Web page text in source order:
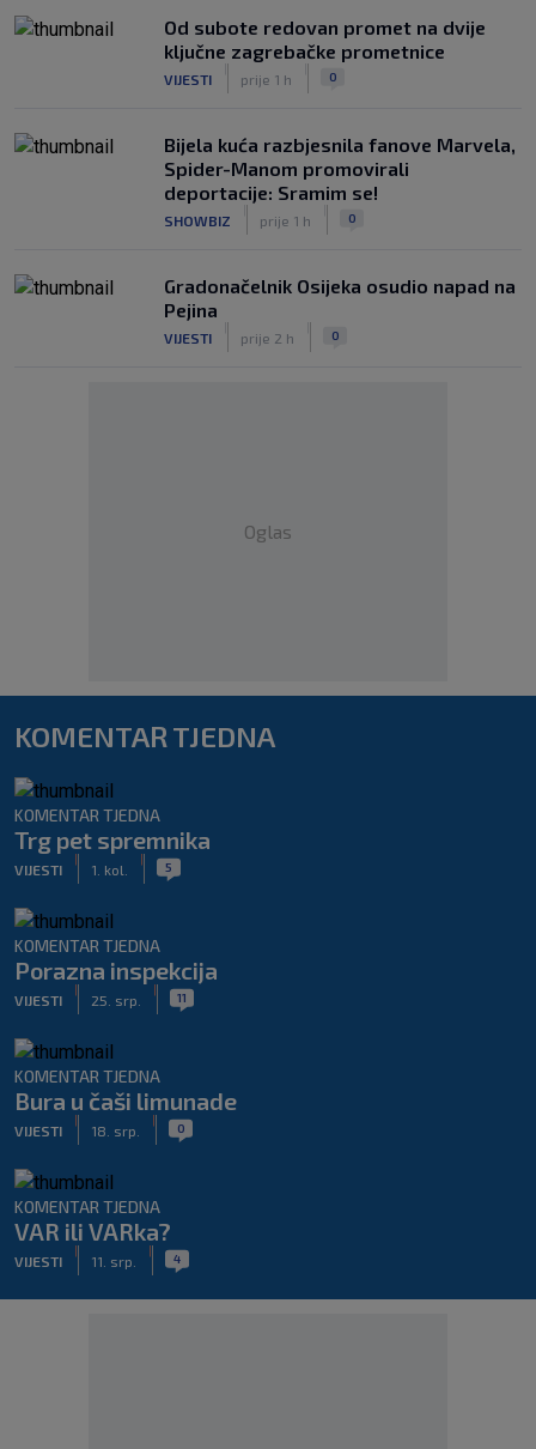
Od subote redovan promet na dvije
ključne zagrebačke prometnice
VIJESTI prije 1 h 0
Bijela kuća razbjesnila fanove Marvela,
Spider-Manom promovirali
deportacije: Sramim se!
SHOWBIZ prije 1 h 0
Gradonačelnik Osijeka osudio napad na
Pejina
VIJESTI prije 2 h 0
Oglas
KOMENTAR TJEDNA
KOMENTAR TJEDNA
Trg pet spremnika
VIJESTI 1. kol. 5
KOMENTAR TJEDNA
Porazna inspekcija
VIJESTI 25. srp. 11
KOMENTAR TJEDNA
Bura u čaši limunade
VIJESTI 18. srp. 0
KOMENTAR TJEDNA
VAR ili VARka?
VIJESTI 11. srp. 4